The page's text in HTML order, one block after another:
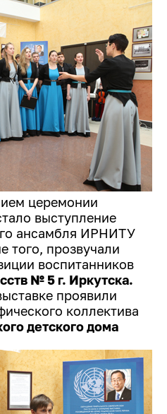
церемонии
выступление
ансамбля ИРНИТУ
того, прозвучали
воспитанников
№ 5 г. Иркутска.
проявили
коллектива
детского дома